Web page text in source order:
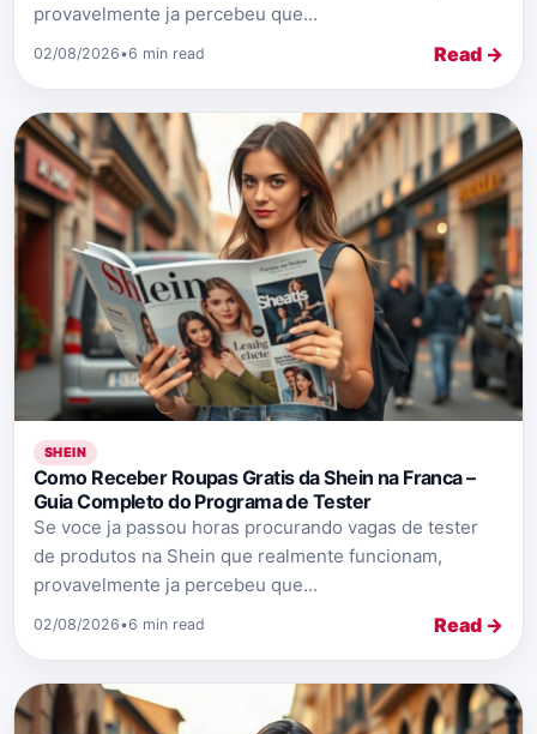
provavelmente ja percebeu que...
02/08/2026•6 min read Read →
SHEIN
Como Receber Roupas Gratis da Shein na Franca –
Guia Completo do Programa de Tester
Se voce ja passou horas procurando vagas de tester
de produtos na Shein que realmente funcionam,
provavelmente ja percebeu que...
02/08/2026•6 min read Read →